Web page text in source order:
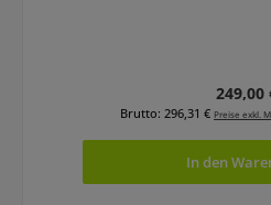
249,00
Brutto: 296,31 € Preise exkl.
In den